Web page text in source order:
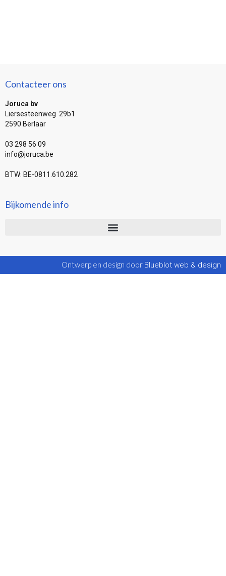
Contacteer ons
Joruca bv
Liersesteenweg 29b1
2590 Berlaar
03 298 56 09
info@joruca.be
BTW: BE-0811.610.282
Bijkomende info
Ontwerp en design door Blueblot web & design